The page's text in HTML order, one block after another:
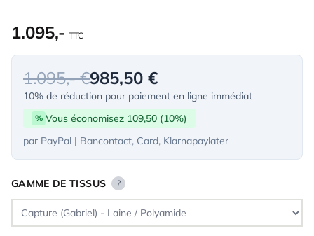
1.095,- TTC
1.095,- €985,50 €
10% de réduction pour paiement en ligne immédiat
% Vous économisez 109,50 (10%)
par PayPal | Bancontact, Card, Klarnapaylater
GAMME DE TISSUS ?